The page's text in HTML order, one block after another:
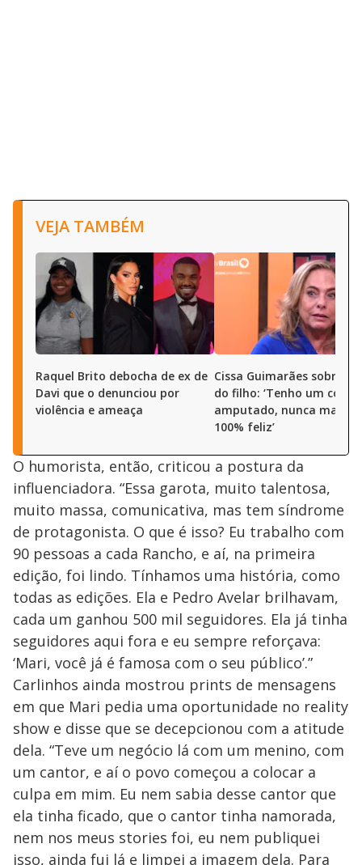
VEJA TAMBÉM
Raquel Brito debocha de ex de
Davi que o denunciou por
violência e ameaça
Cissa Guimarães sobre
do filho: ‘Tenho um
amputado, nunca mais
100% feliz’
O humorista, então, criticou a postura da
influenciadora. “Essa garota, muito talentosa,
muito massa, comunicativa, mas tem síndrome
de protagonista. O que é isso? Eu trabalho com
90 pessoas a cada Rancho, e aí, na primeira
edição, foi lindo. Tínhamos uma história, como
todas as edições. Ela e Pedro Avelar brilhavam,
cada um ganhou 500 mil seguidores. Ela já tinha
seguidores aqui fora e eu sempre reforçava:
‘Mari, você já é famosa com o seu público’.”
Carlinhos ainda mostrou prints de mensagens
em que Mari pedia uma oportunidade no reality
show e disse que se decepcionou com a atitude
dela. “Teve um negócio lá com um menino, com
um cantor, e aí o povo começou a colocar a
culpa em mim. Eu nem sabia desse cantor que
ela tinha ficado, que o cantor tinha namorada,
nem nos meus stories foi, eu nem publiquei
isso, ainda fui lá e limpei a imagem dela. Para